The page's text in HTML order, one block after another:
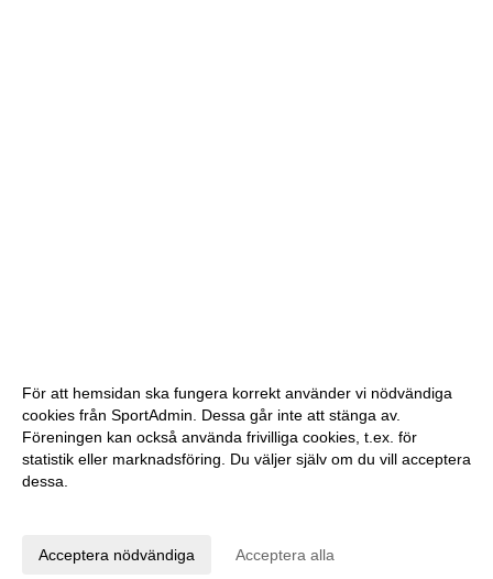
För att hemsidan ska fungera korrekt använder vi nödvändiga
cookies från SportAdmin. Dessa går inte att stänga av.
Föreningen kan också använda frivilliga cookies, t.ex. för
statistik eller marknadsföring. Du väljer själv om du vill acceptera
dessa.
Acceptera nödvändiga Acceptera alla